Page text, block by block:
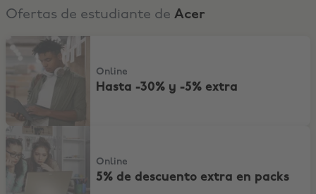
Ofertas de estudiante de Acer
Hasta -30% y -5% extra
Online
Hasta -30% y -5% extra
5% de descuento extra en packs
Online
5% de descuento extra en packs